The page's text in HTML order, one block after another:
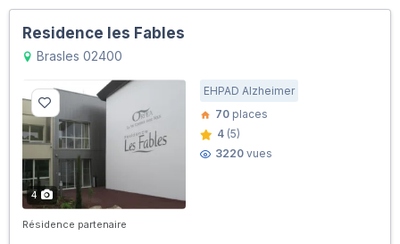
Residence les Fables
Brasles 02400
4
EHPAD Alzheimer
70 places
4 (5)
3220 vues
Résidence partenaire